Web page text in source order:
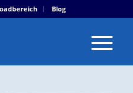
Blog